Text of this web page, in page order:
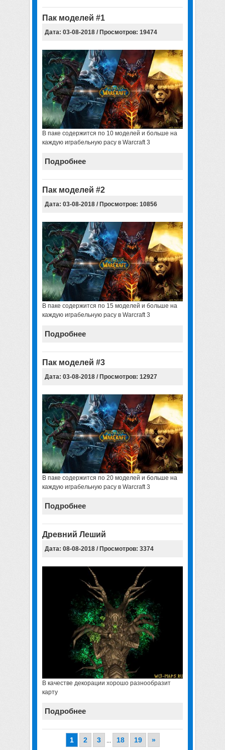
Пак моделей #1
Дата: 03-08-2018 / Просмотров: 19474
В паке содержится по 10 моделей и больше на
каждую играбельную расу в Warcraft 3
Подробнее
Пак моделей #2
Дата: 03-08-2018 / Просмотров: 10856
В паке содержится по 15 моделей и больше на
каждую играбельную расу в Warcraft 3
Подробнее
Пак моделей #3
Дата: 03-08-2018 / Просмотров: 12927
В паке содержится по 20 моделей и больше на
каждую играбельную расу в Warcraft 3
Подробнее
Древний Леший
Дата: 08-08-2018 / Просмотров: 3374
В качестве декорации хорошо разнообразит
карту
Подробнее
1 2 3 18 19 »